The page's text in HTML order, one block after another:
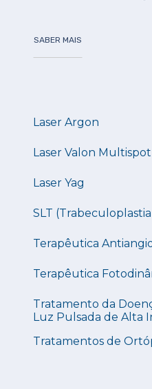
SABER MAIS
Laser Argon
Laser Valon Multispot
Laser Yag
SLT
Terapêutica
Terapêutica
Tratamento da
Luz Pulsada de Alta
Tratamentos de